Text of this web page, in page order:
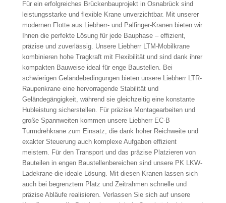
Für ein erfolgreiches Brückenbauprojekt in Osnabrück sind
leistungsstarke und flexible Krane unverzichtbar. Mit unserer
modernen Flotte aus Liebherr- und Palfinger-Kranen bieten wir
Ihnen die perfekte Lösung für jede Bauphase – effizient,
präzise und zuverlässig. Unsere Liebherr LTM-Mobilkrane
kombinieren hohe Tragkraft mit Flexibilität und sind dank ihrer
kompakten Bauweise ideal für enge Baustellen. Bei
schwierigen Geländebedingungen bieten unsere Liebherr LTR-
Raupenkrane eine hervorragende Stabilität und
Geländegängigkeit, während sie gleichzeitig eine konstante
Hubleistung sicherstellen. Für präzise Montagearbeiten und
große Spannweiten kommen unsere Liebherr EC-B
Turmdrehkrane zum Einsatz, die dank hoher Reichweite und
exakter Steuerung auch komplexe Aufgaben effizient
meistern. Für den Transport und das präzise Platzieren von
Bauteilen in engen Baustellenbereichen sind unsere PK LKW-
Ladekrane die ideale Lösung. Mit diesen Kranen lassen sich
auch bei begrenztem Platz und Zeitrahmen schnelle und
präzise Abläufe realisieren. Verlassen Sie sich auf unsere